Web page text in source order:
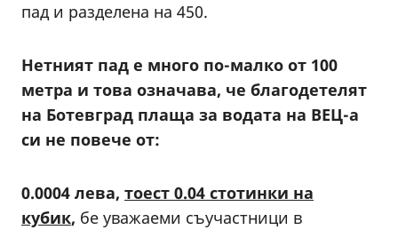
пад и разделена на 450.
Нетният пад е много по-малко от 100
метра и това означава, че благодетелят
на Ботевград плаща за водата на ВЕЦ-а
си не повече от:
0.0004 лева, тоест 0.04 стотинки на
кубик, бе уважаеми съучастници в